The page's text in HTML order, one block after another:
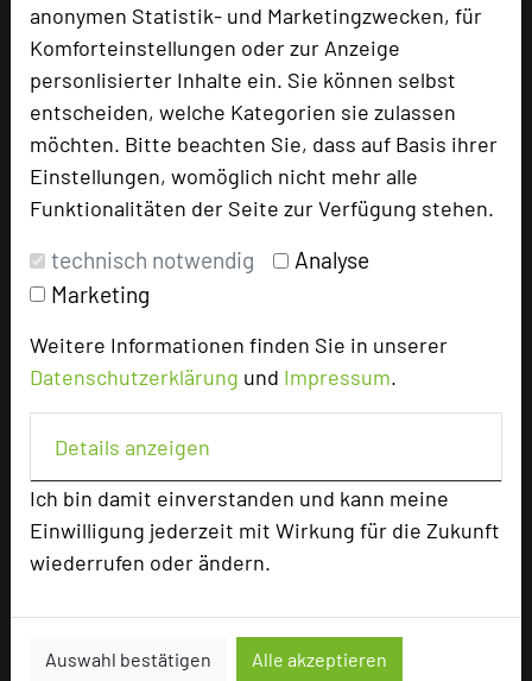
anonymen Statistik- und Marketingzwecken, für
Komforteinstellungen oder zur Anzeige
personlisierter Inhalte ein. Sie können selbst
entscheiden, welche Kategorien sie zulassen
möchten. Bitte beachten Sie, dass auf Basis ihrer
Einstellungen, womöglich nicht mehr alle
Funktionalitäten der Seite zur Verfügung stehen.
technisch notwendig
Analyse
Marketing
Weitere Informationen finden Sie in unserer
Datenschutzerklärung und Impressum.
Details anzeigen
Ich bin damit einverstanden und kann meine
Einwilligung jederzeit mit Wirkung für die Zukunft
wiederrufen oder ändern.
Auswahl bestätigen Alle akzeptieren
Bestes Tagungshotel 2026
Top Tagungshotelier
Branchentreff
TOP 250 Hall of Fame
Bilder der Preisverleihung
Beliebte Suchlisten
Profisuche
Seminar
Konferenz
Klausur
Event
Kreativformate
Ansprechpartner